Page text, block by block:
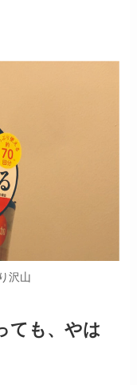
沢山
ても、やは